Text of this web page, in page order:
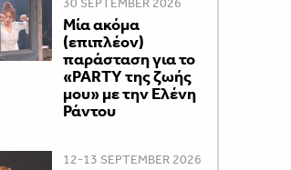
Μία ακόμα
(επιπλέον)
παράσταση για το
«PARTY της ζωής
μου» με την Ελένη
Ράντου
12-13 SEPTEMBER 2026